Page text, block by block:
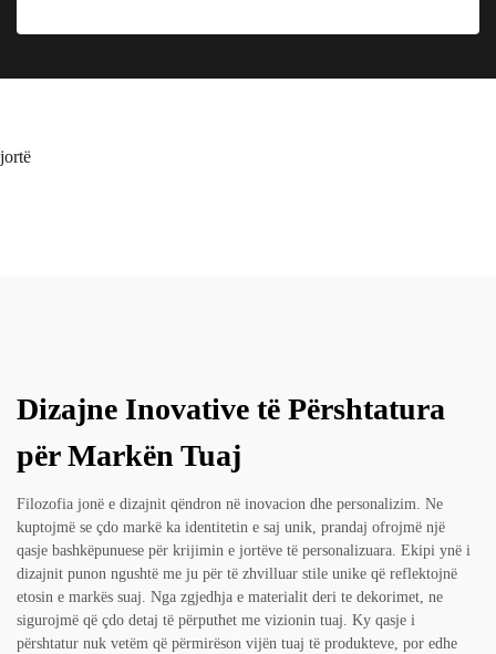
jortë
Dizajne Inovative të Përshtatura
për Markën Tuaj
Filozofia jonë e dizajnit qëndron në inovacion dhe personalizim. Ne
kuptojmë se çdo markë ka identitetin e saj unik, prandaj ofrojmë një
qasje bashkëpunuese për krijimin e jortëve të personalizuara. Ekipi ynë i
dizajnit punon ngushtë me ju për të zhvilluar stile unike që reflektojnë
etosin e markës suaj. Nga zgjedhja e materialit deri te dekorimet, ne
sigurojmë që çdo detaj të përputhet me vizionin tuaj. Ky qasje i
përshtatur nuk vetëm që përmirëson vijën tuaj të produkteve, por edhe